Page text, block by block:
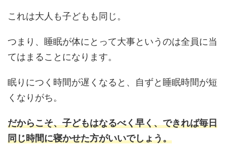
これは大人も子どもも同じ。
つまり、睡眠が体にとって大事というのは全員に当
てはまることになります。
眠りにつく時間が遅くなると、自ずと睡眠時間が短
くなりがち。
だからこそ、子どもはなるべく早く、できれば毎日
同じ時間に寝かせた方がいいでしょう。